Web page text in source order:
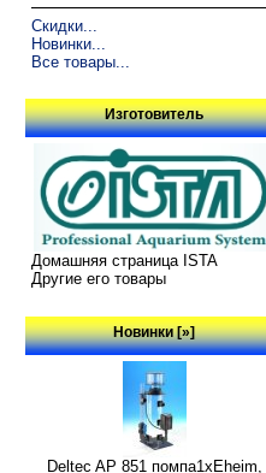
Скидки...
Новинки...
Все товары...
Изготовитель
Домашняя страница ISTA
Другие его товары
Новинки [»]
Deltec AP 851 помпа1xEheim,